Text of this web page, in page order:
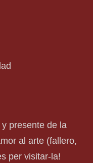
presente de la
al arte (fallero,
per visitar-la!